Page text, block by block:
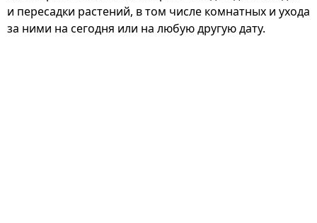
и пересадки растений, в том числе комнатных и ухода
за ними на сегодня или на любую другую дату.